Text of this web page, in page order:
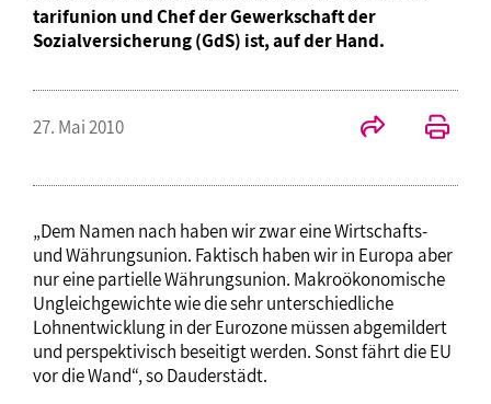
tarifunion und Chef der Gewerkschaft der
Sozialversicherung (GdS) ist, auf der Hand.
27. Mai 2010
„Dem Namen nach haben wir zwar eine Wirtschafts-
und Währungsunion. Faktisch haben wir in Europa aber
nur eine partielle Währungsunion. Makroökonomische
Ungleichgewichte wie die sehr unterschiedliche
Lohnentwicklung in der Eurozone müssen abgemildert
und perspektivisch beseitigt werden. Sonst fährt die EU
vor die Wand“, so Dauderstädt.